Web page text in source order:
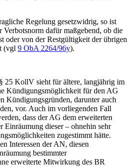
Regelung gesetzwidrig, so ist
Verbotsnorm dafür maßgebend, ob die
oder von der Restgültigkeit der übrigen
(vgl 9 ObA 2264/96y).
25 KollV sieht für ältere, langjährig im
Kündigungsmöglichkeit für den AG
Kündigungsgründen, darunter auch
vor. Auch im vorliegenden Fall
dass der AG dem erweiterten
Einräumung dieser – ohnehin sehr
zugestimmt hätte.
Interessen der AN, diesen
bestimmter
erweiterte Mitwirkung des BR